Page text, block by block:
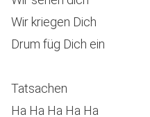
Wir kriegen Dich
Drum füg Dich ein
Tatsachen
Ha Ha Ha Ha Ha